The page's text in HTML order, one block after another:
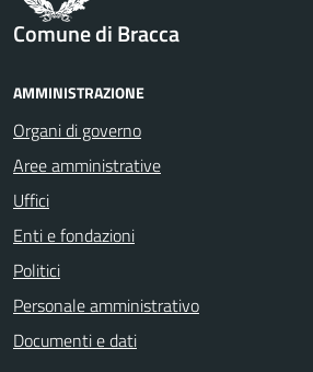
Comune di Bracca
AMMINISTRAZIONE
Organi di governo
Aree amministrative
Uffici
Enti e fondazioni
Politici
Personale amministrativo
Documenti e dati